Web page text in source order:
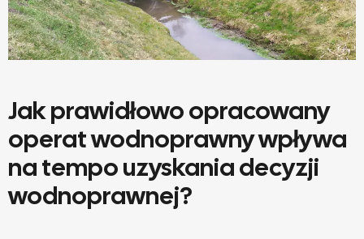
Jak prawidłowo opracowany
operat wodnoprawny wpływa
na tempo uzyskania decyzji
wodnoprawnej?